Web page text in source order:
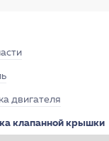
двигателя
клапанной крышки